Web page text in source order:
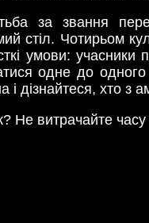
за звання
стіл. Чотирьом
умови: учасники
одне до
і дізнайтеся, хто
Не витрачайте